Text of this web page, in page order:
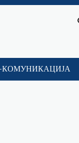
КОМУНИКАЦИЈА